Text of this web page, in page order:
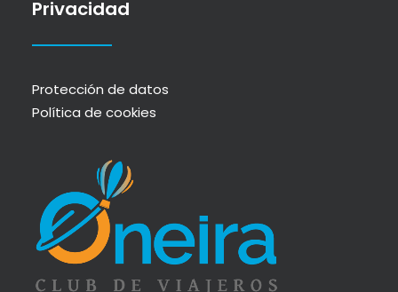
Privacidad
Protección de datos
Política de cookies